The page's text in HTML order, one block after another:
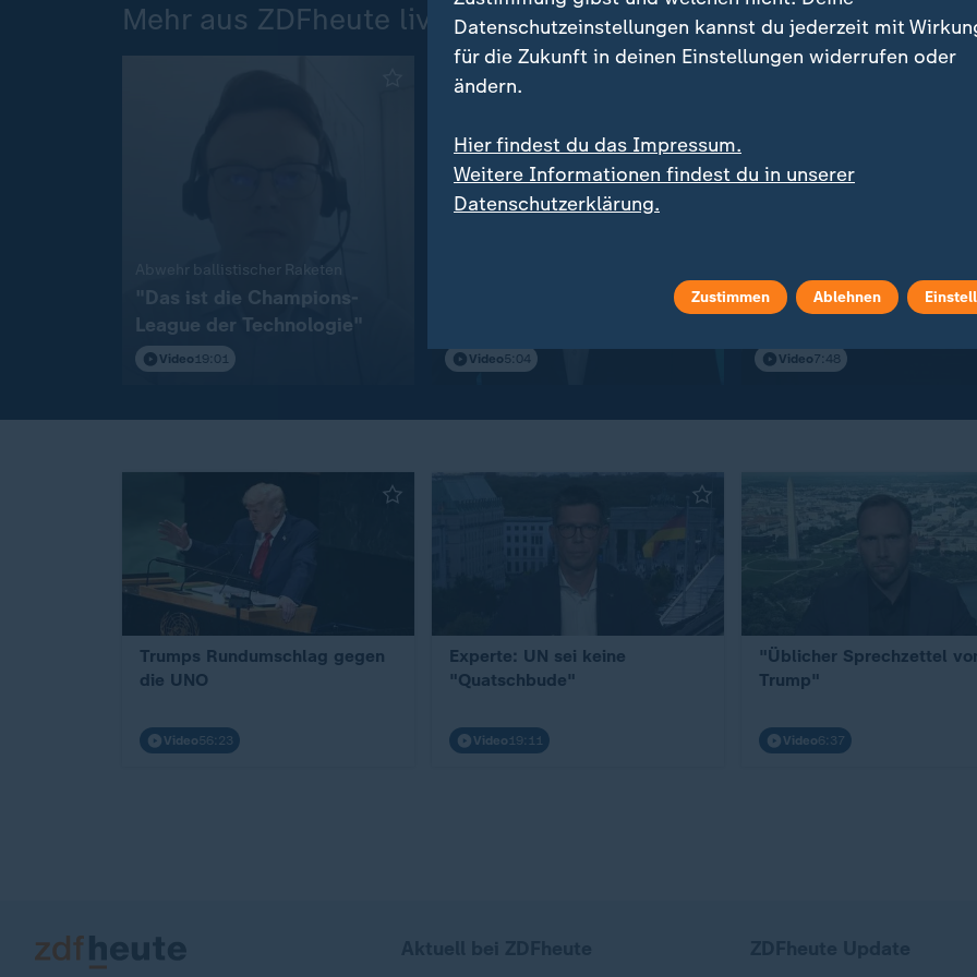
Mehr aus ZDFheute live
Abwehr ballistischer Raketen
"Das ist die Champions-
League der Technologie"
Video 19:01
"Deutlicher Angriff auf den
Video5:04
Luftabwehr: "Quasi
Video7:48
Trumps Rundumschlag gegen
die UNO
Video56:23
Experte: UN sei keine
"Quatschbude"
Video 19:11
"Üblicher Sprechzettel
Trump"
Video6:37
Datenschutzeinstellungen kannst du jederzeit mit
für die Zukunft in deinen Einstellungen widerrufen oder
ändern.
Hier findest du das Impressum.
Weitere Informationen findest du in unserer
Datenschutzerklärung.
Zustimmen Ablehnen